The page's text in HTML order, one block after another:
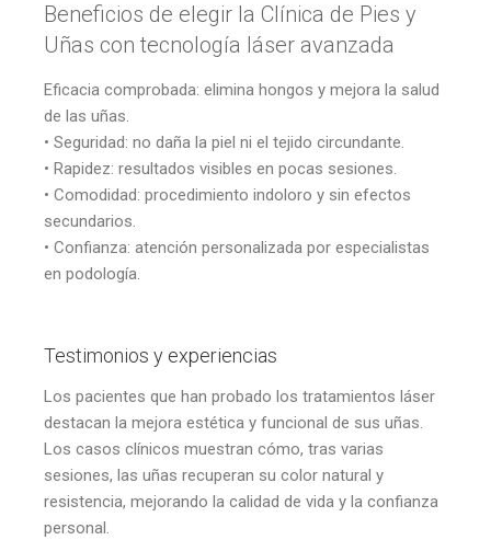
Beneficios de elegir la Clínica de Pies y
Uñas con tecnología láser avanzada
Eficacia comprobada: elimina hongos y mejora la salud
de las uñas.
• Seguridad: no daña la piel ni el tejido circundante.
• Rapidez: resultados visibles en pocas sesiones.
• Comodidad: procedimiento indoloro y sin efectos
secundarios.
• Confianza: atención personalizada por especialistas
en podología.
Testimonios y experiencias
Los pacientes que han probado los tratamientos láser
destacan la mejora estética y funcional de sus uñas.
Los casos clínicos muestran cómo, tras varias
sesiones, las uñas recuperan su color natural y
resistencia, mejorando la calidad de vida y la confianza
personal.